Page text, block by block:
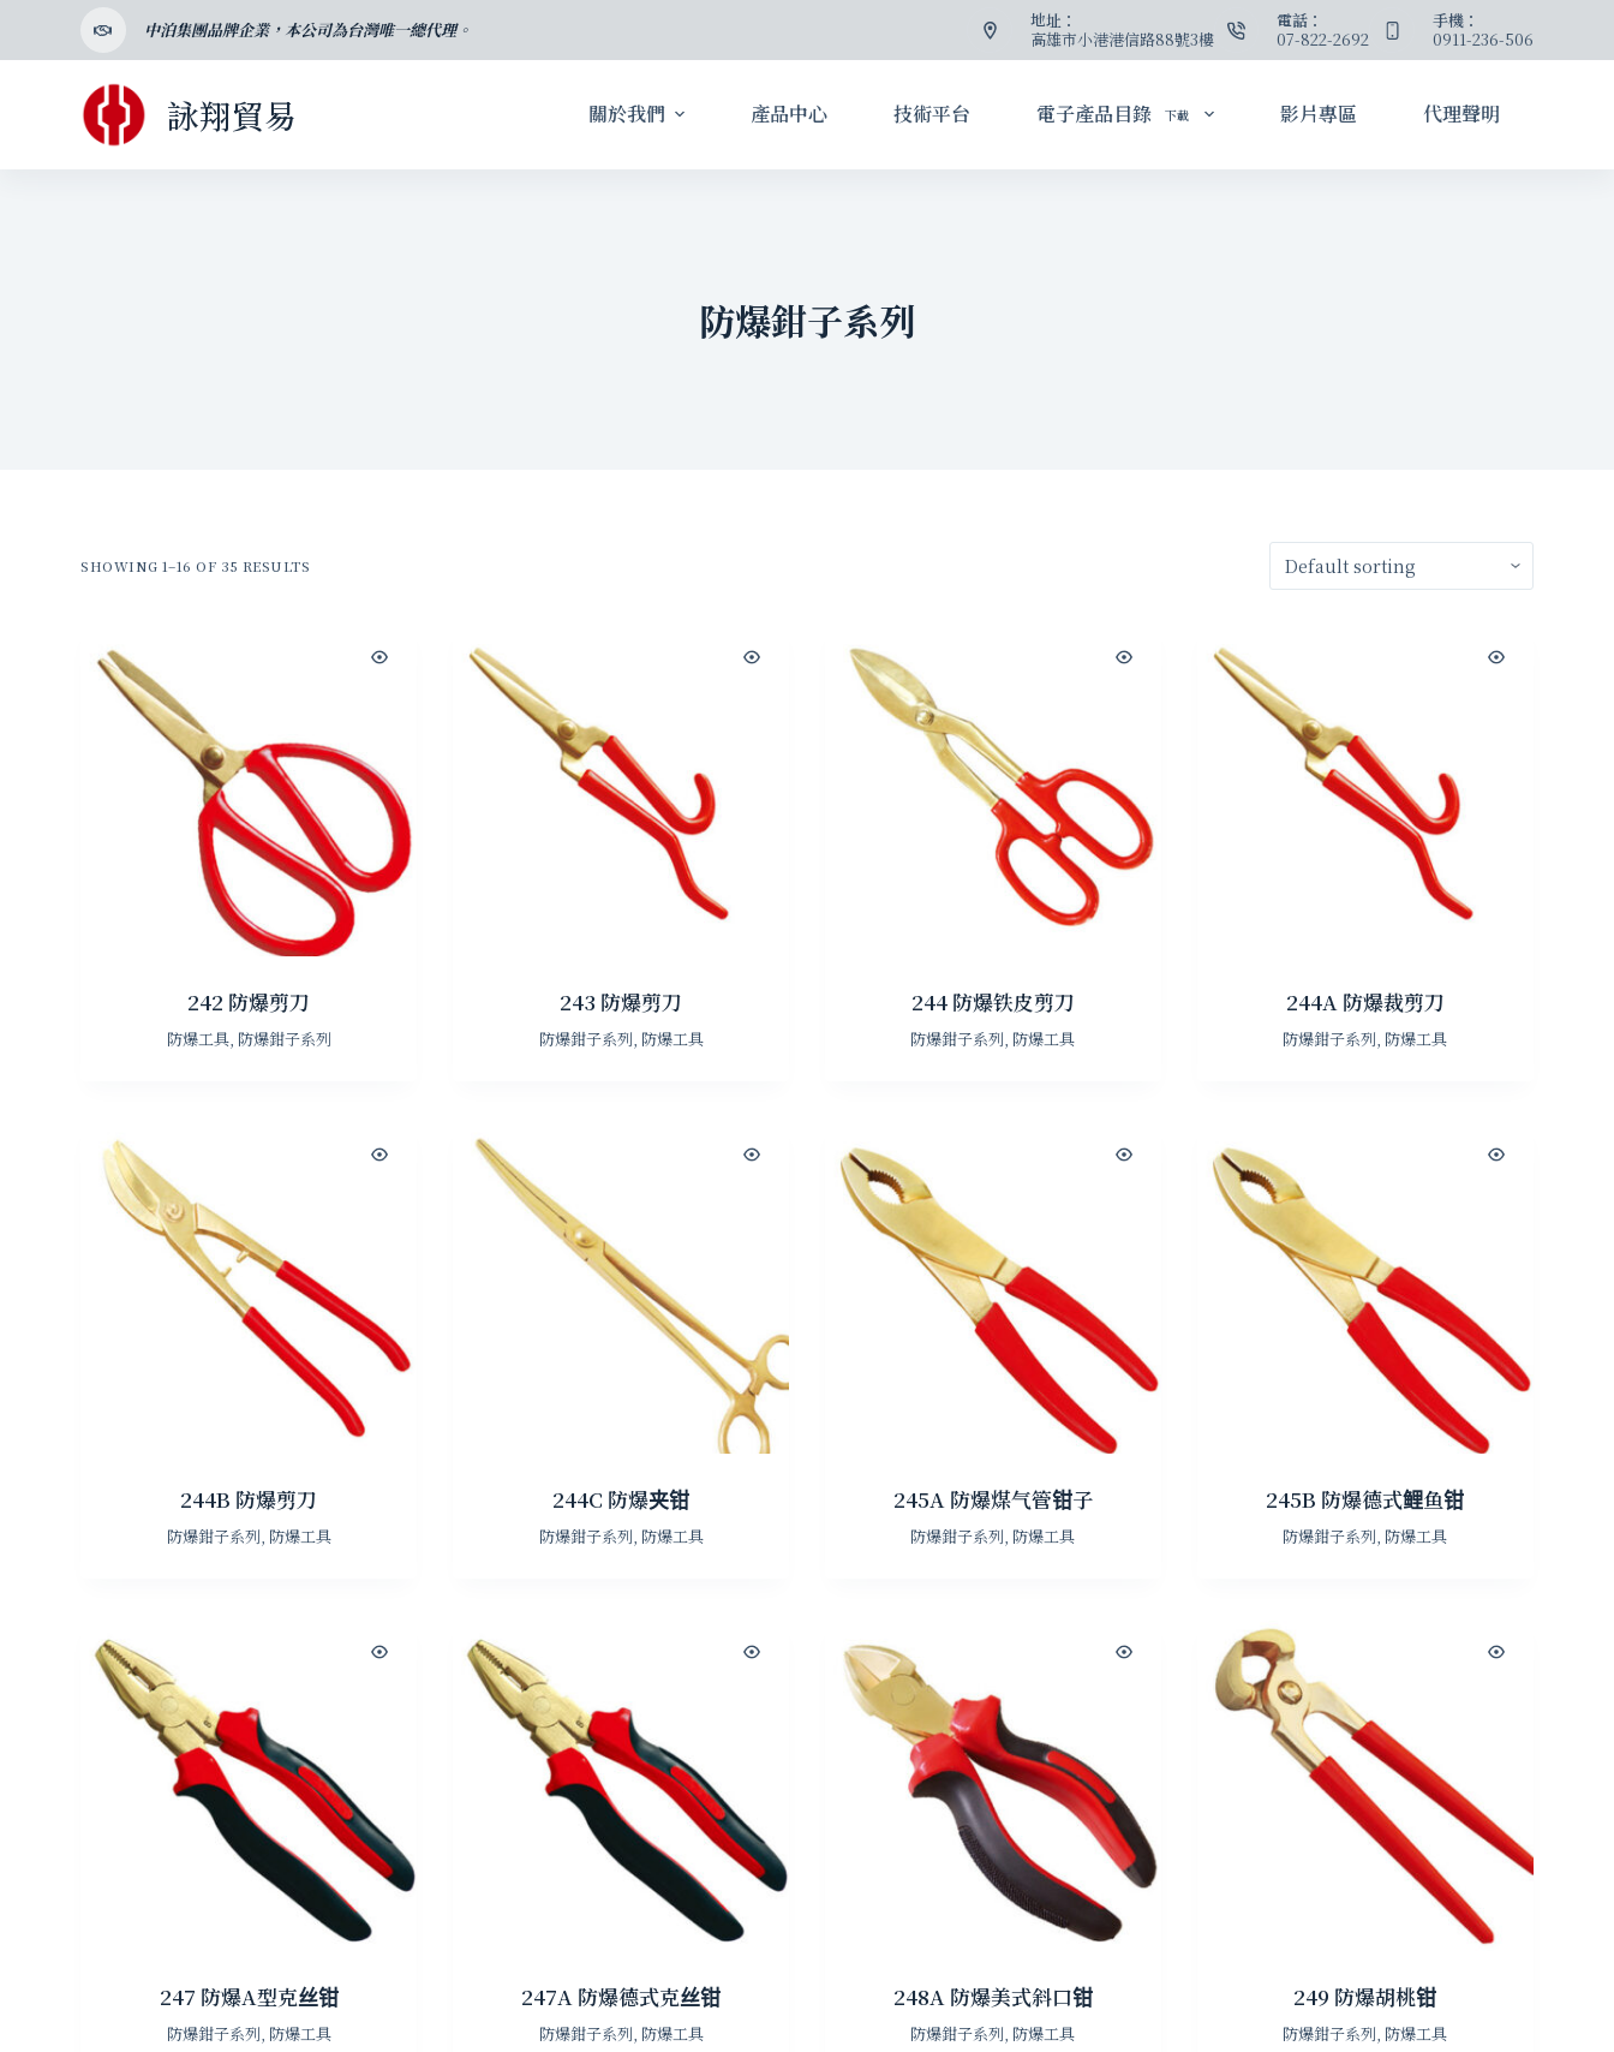
至
中泊集團品牌企業，本公司為台灣唯一總代理。
地址：
高雄市小港港信路88號3樓
電話：
07-822-2692
手機：
0911-236-506
詠翔貿易 關於我們 產品中心 技術平台 電子產品目錄 下載 影片專區 代理聲明
防爆鉗子系列
SHOWING 1–16 OF 35 RESULTS
242 防爆剪刀
防爆工具, 防爆鉗子系列
243 防爆剪刀
防爆鉗子系列, 防爆工具
244 防爆铁皮剪刀
防爆鉗子系列, 防爆工具
244A 防爆裁剪刀
防爆鉗子系列, 防爆工具
244B 防爆剪刀
防爆鉗子系列 防爆工具
244C 防爆夹钳
防爆鉗子系列 防爆工具
245A 防爆煤气管钳子
防爆鉗子系列 防爆工具
245B 防爆德式鲤鱼钳
防爆鉗子系列 防爆工具
247 防爆A型克丝钳
防爆鉗子系列 防爆工具
247A 防爆德式克丝钳
防爆鉗子系列 防爆工具
248A 防爆美式斜口钳
防爆鉗子系列 防爆工具
249 防爆胡桃钳
防爆鉗子系列 防爆工具